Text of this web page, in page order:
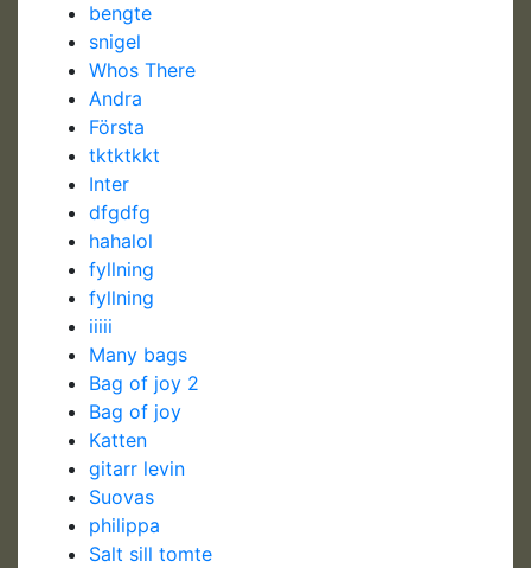
bengte
snigel
Whos There
Andra
Första
tktktkkt
Inter
dfgdfg
hahalol
fyllning
fyllning
iiiii
Many bags
Bag of joy 2
Bag of joy
Katten
gitarr levin
Suovas
philippa
Salt sill tomte